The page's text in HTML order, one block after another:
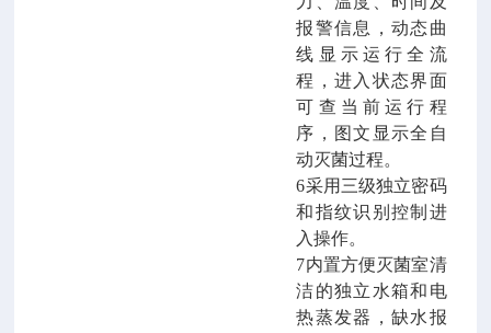
报警信息，动态曲
线显示运行全流
程，进入状态界面
可查当前运行程
序，图文 显示全自
动灭菌过程。
6采用三级独立密码
和指纹识别控制进
入操作。
7内置方便灭菌室清
洁的独立 水箱和电
热蒸发器 ，缺水报